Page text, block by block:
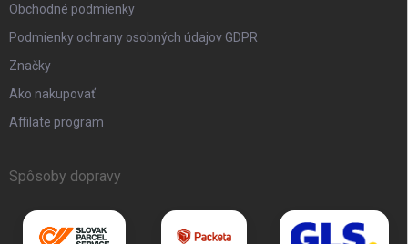
Obchodné podmienky
Podmienky ochrany osobných údajov GDPR
Značky
Ako nakupovať
Affilate program
Spôsoby dopravy